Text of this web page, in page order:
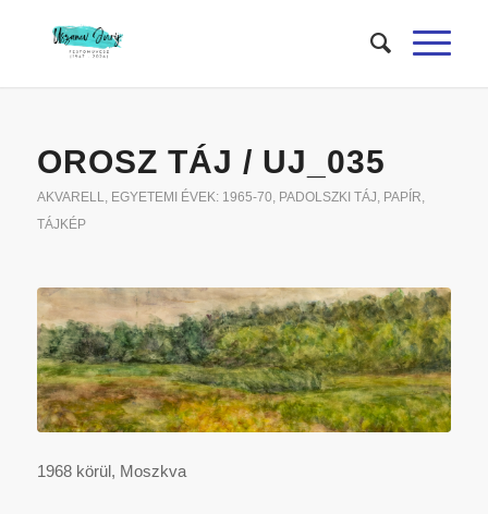
OROSZ TÁJ / UJ_035
AKVARELL, EGYETEMI ÉVEK: 1965-70, PADOLSZKI TÁJ, PAPÍR,
TÁJKÉP
1968 körül, Moszkva